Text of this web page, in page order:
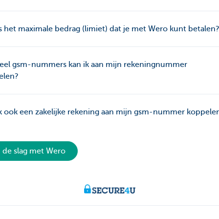
het maximale bedrag (limiet) dat je met Wero kunt betalen?
gsm-nummers kan ik aan mijn rekeningnummer
ook een zakelijke rekening aan mijn gsm-nummer
de slag met Wero